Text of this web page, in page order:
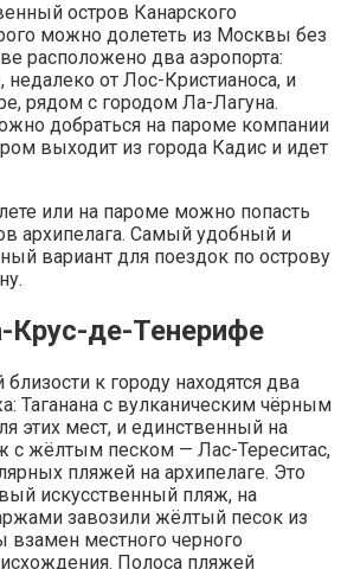
остров Канарского
можно долететь из Москвы без
расположено два аэропорта:
от Лос-Кристианоса, и
рядом с городом Ла-Лагуна.
добраться на пароме компании
выходит из города Кадис и идет
или на пароме можно попасть
архипелага. Самый удобный и
вариант для поездок по острову
де-Тенерифе
к городу находятся два
Таганана с вулканическим чёрным
этих мест, и единственный на
с жёлтым песком — Лас-Тереситас,
пляжей на архипелаге. Это
искусственный пляж, на
завозили жёлтый песок из
взамен местного черного
Полоса пляжей